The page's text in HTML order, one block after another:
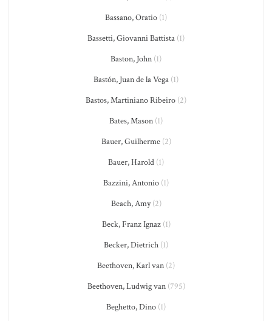
Bassano, Oratio (1)
Bassetti, Giovanni Battista (1)
Baston, John (1)
Bastón, Juan de la Vega (1)
Bastos, Martiniano Ribeiro (2)
Bates, Mason (1)
Bauer, Guilherme(2)
Bauer, Harold (1)
Bazzini, Antonio (1)
Beach, Amy(2)
Beck, Franz Ignaz(1)
Becker, Dietrich (1)
Beethoven, Karl van (2)
Beethoven, Ludwig van(795)
Beghetto, Dino (1)